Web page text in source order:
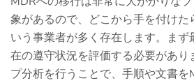
象があるので、どこから手を付けた
いう事業者が多く存在します。ま
在の遵守状況を評価する必要があり
プ分析を行うことで、手順や文書を